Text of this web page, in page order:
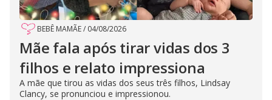
BEBÊ MAMÃE/ 04/08/2026
Mãe fala após tirar vidas dos 3
filhos e relato impressiona
A mãe que tirou as vidas dos seus três filhos, Lindsay
Clancy, se pronunciou e impressionou.